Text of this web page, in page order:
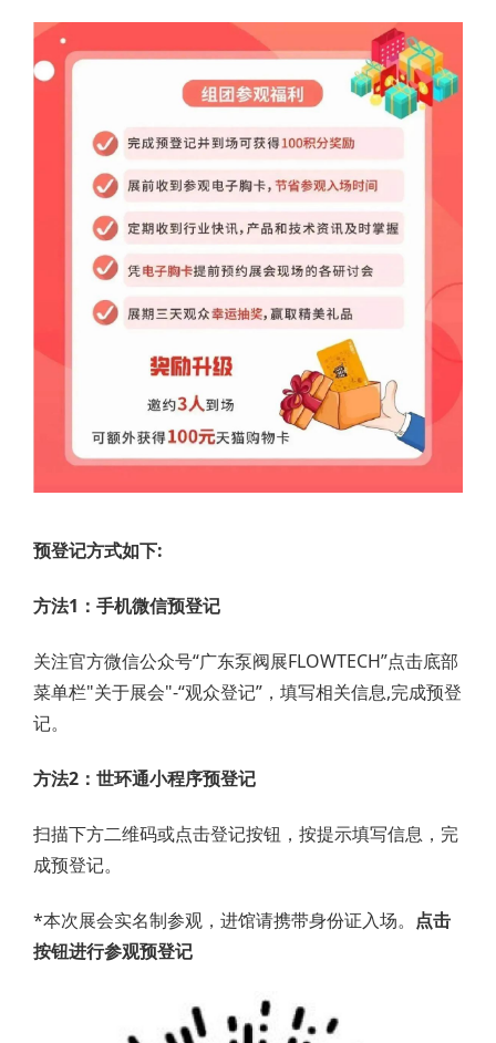
预登记方式如下:
方法1：手机微信预登记
关注官方微信公众号“广东泵阀展FLOWTECH”点击底部
菜单栏"关于展会"-“观众登记”，填写相关信息,完成预登
记。
方法2：世环通小程序预登记
扫描下方二维码或点击登记按钮，按提示填写信息，完
成预登记。
*本次展会实名制参观，进馆请携带身份证入场。 点击
按钮进行参观预登记